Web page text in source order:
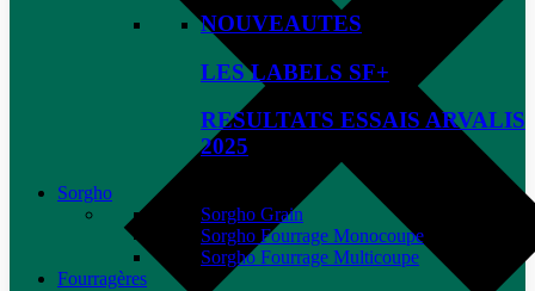
NOUVEAUTES
LES LABELS SF+
RESULTATS ESSAIS ARVALIS
2025
Sorgho
Sorgho Grain
Sorgho Fourrage Monocoupe
Sorgho Fourrage Multicoupe
Fourragères